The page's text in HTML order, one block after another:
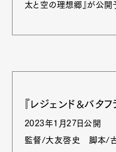
太と空の理想郷』が公開
『レジェンド&バタフ
2023年1月27日公開
監督/大友啓史 脚本/